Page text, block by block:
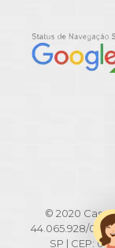
© 2020 Casa
44.065.928/
SP | CEP: